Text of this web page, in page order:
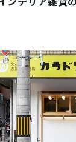
サイトを運